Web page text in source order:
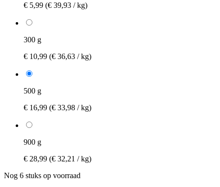
€ 5,99 (€ 39,93 / kg)
300 g
€ 10,99 (€ 36,63 / kg)
500 g
€ 16,99 (€ 33,98 / kg)
900 g
€ 28,99 (€ 32,21 / kg)
Nog 6 stuks op voorraad